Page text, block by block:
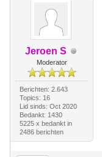
Jeroen S
Moderator
Berichten: 2.643
Topics: 16
Lid sinds: Oct 2020
Bedankt: 1430
5225 x bedankt in
2486 berichten